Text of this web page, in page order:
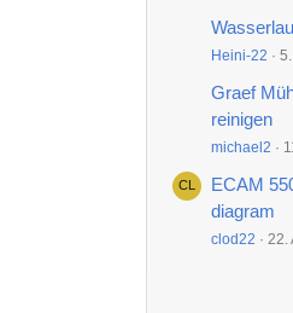
Heini-22
Graef
reinigen
michael2
ECAM
diagram
clod22 22.